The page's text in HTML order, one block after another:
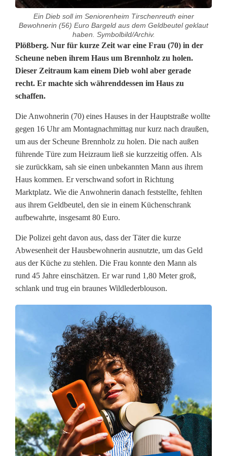
Ein Dieb soll im Seniorenheim Tirschenreuth einer
Bewohnerin (56) Euro Bargeld aus dem Geldbeutel geklaut
haben. Symbolbild/Archiv.
A
n
w
h
n
e
r
i
n
(
7
0
n
c
h
e
u
n
Plößberg. Nur für kurze Zeit war eine Frau (70) in der
Scheune neben ihrem Haus um Brennholz zu holen.
Dieser Zeitraum kam einem Dieb wohl aber gerade
recht. Er machte sich währenddessen im Haus zu
schaffen.
Die Anwohnerin (70) eines Hauses in der Hauptstraße wollte
gegen 16 Uhr am Montagnachmittag nur kurz nach draußen,
um aus der Scheune Brennholz zu holen. Die nach außen
führende Türe zum Heizraum ließ sie kurzzeitig offen. Als
sie zurückkam, sah sie einen unbekannten Mann aus ihrem
Haus kommen. Er verschwand sofort in Richtung
Marktplatz. Wie die Anwohnerin danach feststellte, fehlten
aus ihrem Geldbeutel, den sie in einem Küchenschrank
aufbewahrte, insgesamt 80 Euro.
Die Polizei geht davon aus, dass der Täter die kurze
Abwesenheit der Hausbewohnerin ausnutzte, um das Geld
aus der Küche zu stehlen. Die Frau konnte den Mann als
rund 45 Jahre einschätzen. Er war rund 1,80 Meter groß,
schlank und trug ein braunes Wildlederblouson.